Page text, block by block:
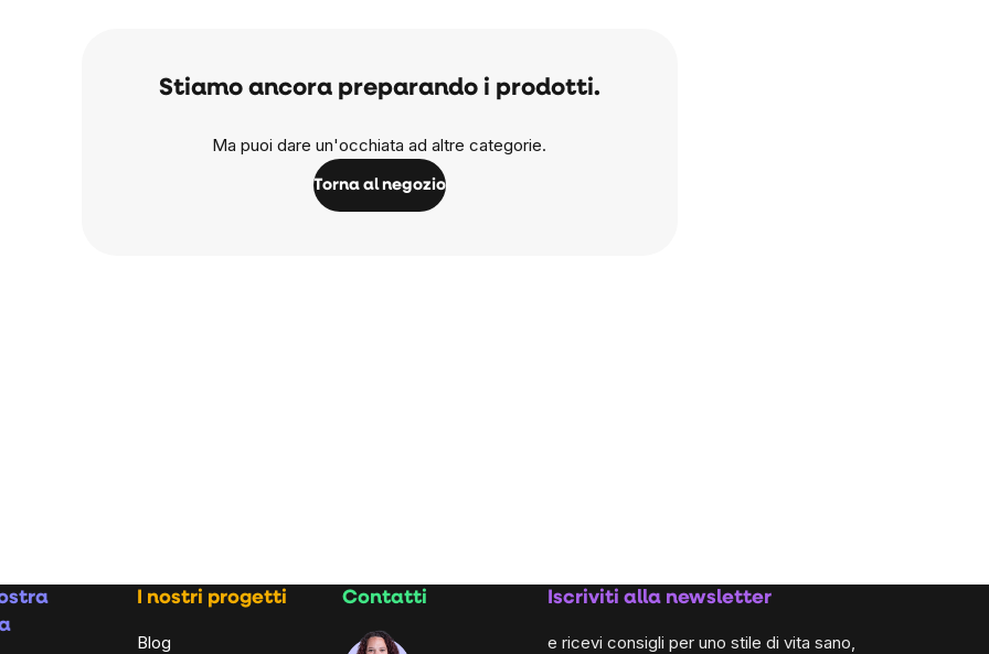
Stiamo ancora preparando i prodotti.
Ma puoi dare un'occhiata ad altre categorie.
Torna al negozio
I nostri progetti
Blog
Contatti Iscriviti alla newsletter
e ricevi consigli per uno stile di vita sano,